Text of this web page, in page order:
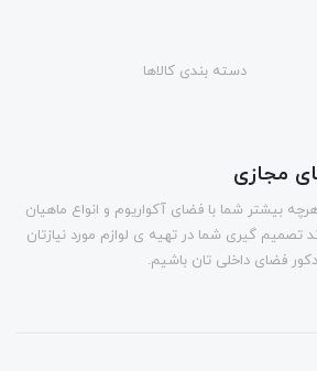
دسته بندی کالاها
مجازی
بیشتر شما با فضای آکواریوم و انواع ماهیان
تصمیم گیری شما در تهیه ی لوازم مورد نیازتان
فضای داخلی تان باشیم.